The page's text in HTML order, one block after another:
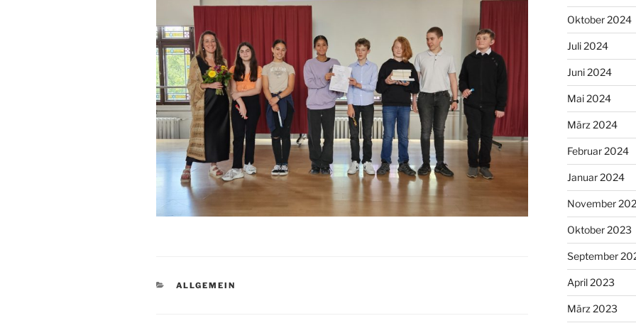
KATEGORIEN
ALLGEMEIN
Oktober 2024
Juli 2024
Juni 2024
Mai 2024
März 2024
Februar 2024
Januar 2024
November
Oktober 2023
September
April 2023
März 2023